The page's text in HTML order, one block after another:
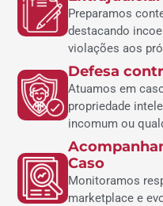
Preparamos
destacando
violações aos
Defesa
Atuamos em
propriedade
incomum ou
Caso
Monitoramos
marketplace e